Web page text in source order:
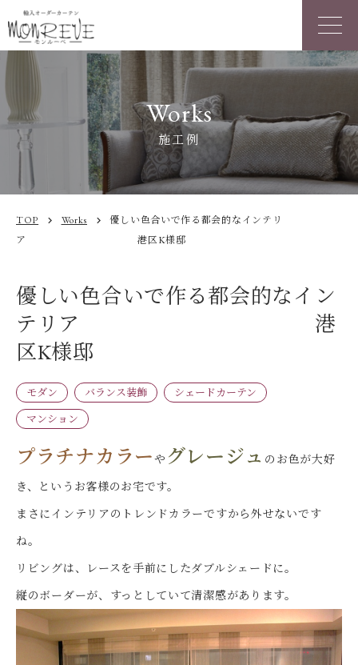
Works
施工例
TOP chevron_right Works chevron_right
優しい色合いで作る都会的なインテリ
ア 港区K様邸
優しい色合いで作る都会的なイン
テリア 港
区K様邸
モダン バランス装飾
シェードカーテン
マンション
プラチナカラーや グレージュ のお色が大好
き、というお客様のお宅です。
まさにインテリアのトレンドカラーですから外せないです
ね。
リビングは、レースを手前にしたダブルシェードに。
縦のボーダーが、すっとしていて清潔感があります。